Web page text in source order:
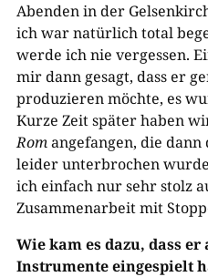
Abenden in der
ich war natürlich total
werde ich nie vergessen.
mir dann gesagt, dass er
produzieren möchte, es
Kurze Zeit später haben
Romangefangen, die
leider unterbrochen
ich einfach nur sehr stolz
Zusammenarbeit mit
Wie kam es dazu, dass
Instrumente eingespielt